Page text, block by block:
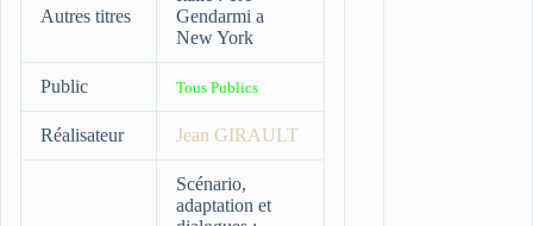
Autres titres
Gendarmi a
New York
Public Tous Publics
Réalisateur Jean GIRAULT
Scénario,
adaptation et